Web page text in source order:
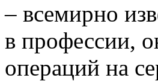
– всемирно
в профессии,
операций на